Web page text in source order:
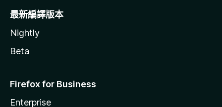
最新編譯版本
Nightly
Beta
Firefox for Business
Enterprise